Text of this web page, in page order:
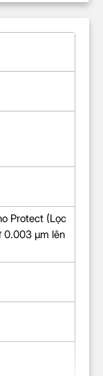
Protect (Lọc
0.003 µm lên